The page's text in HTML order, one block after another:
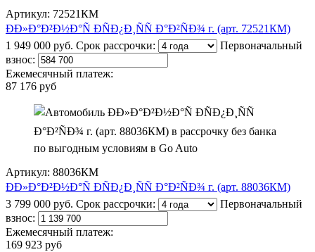
Артикул: 72521КМ
ÐÐ»Ð°Ð²Ð½Ð°Ñ ÐÑÐ¿Ð¸ÑÑ Ð°Ð²ÑÐ¾ г. (арт. 72521КМ)
1 949 000 руб. Срок рассрочки:
Первоначальный
взнос:
Ежемесячный платеж:
87 176 руб
Артикул: 88036КМ
ÐÐ»Ð°Ð²Ð½Ð°Ñ ÐÑÐ¿Ð¸ÑÑ Ð°Ð²ÑÐ¾ г. (арт. 88036КМ)
3 799 000 руб. Срок рассрочки:
Первоначальный
взнос:
Ежемесячный платеж:
169 923 руб